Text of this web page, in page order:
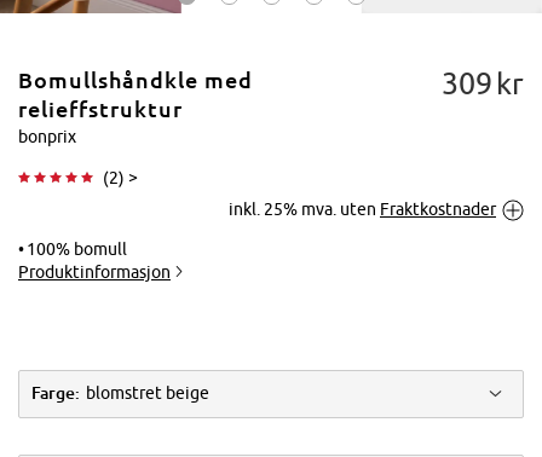
forstørre
Bomullshåndkle med
relieffstruktur
bonprix
(2) >
309 kr
inkl. 25% mva. uten Fraktkostnader
100% bomull
Produktinformasjon
Farge: blomstret beige